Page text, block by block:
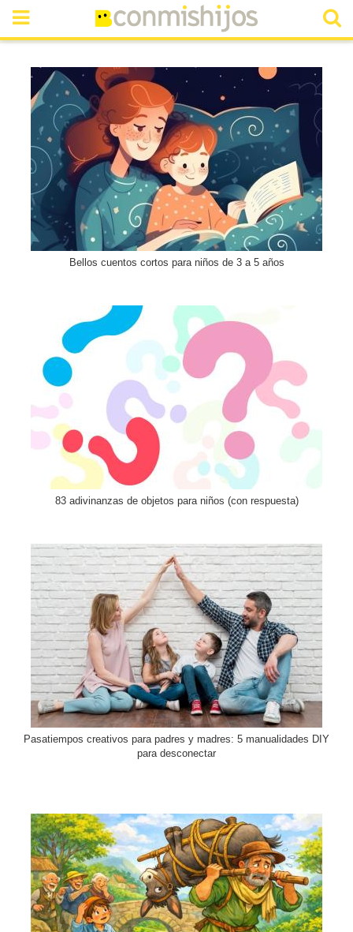
Bellos cuentos cortos para niños de 3 a 5 años
83 adivinanzas de objetos para niños (con respuesta)
Pasatiempos creativos para padres y madres: 5 manualidades DIY
para desconectar